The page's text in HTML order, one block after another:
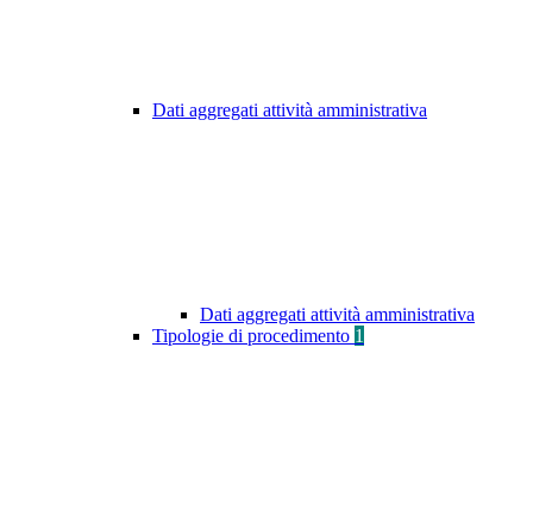
Dati aggregati attività amministrativa
Dati aggregati attività amministrativa
Tipologie di procedimento 1